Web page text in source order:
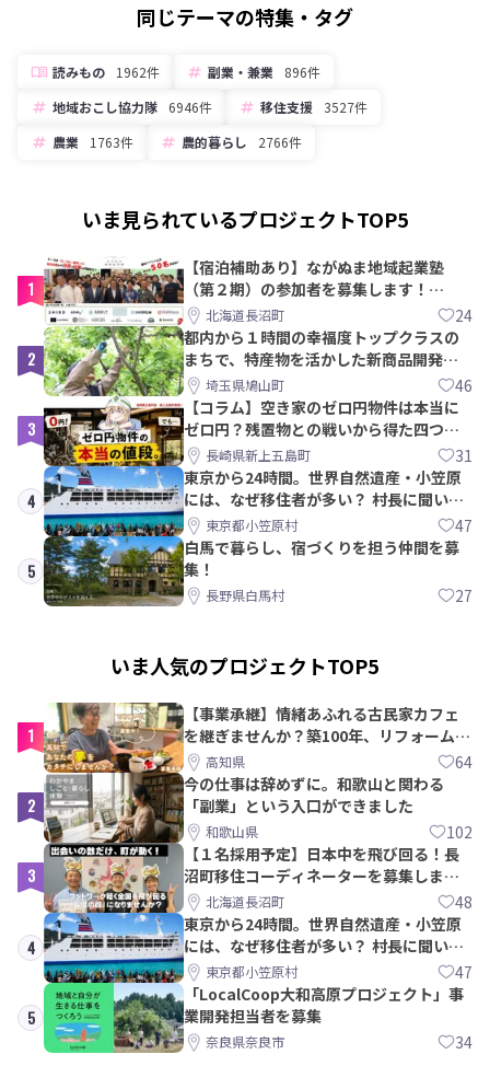
同じテーマの特集・タグ
読みもの 1962件 副業・兼業
896件
地域おこし協力隊
6946件 移住支援 3527件
農業
1763件 農的暮らし 2766件
いま見られているプロジェクトTOP5
1
【宿泊補助あり】ながぬま地域起業塾
（第２期）の参加者を募集します！
【8/21〆】
北海道長沼町 24
2
都内から１時間の幸福度トップクラスの
まちで、特産物を活かした新商品開発＆
PRメンバー募集！
埼玉県鳩山町 46
3
【コラム】空き家のゼロ円物件は本当に
ゼロ円？残置物との戦いから得た四つの
教訓｜新上五島町
長崎県新上五島町 31
4
東京から24時間。世界自然遺産・小笠原
には、なぜ移住者が多い？ 村長に聞いて
みた東京都小笠原村 47
5
白馬で暮らし、宿づくりを担う仲間を募
集！
長野県白馬村 27
いま人気のプロジェクトTOP5
1
【事業承継】情緒あふれる古民家カフェ
を継ぎませんか？築100年、リフォームか
ら約10年！
高知県 64
2
今の仕事は辞めずに。和歌山と関わる
「副業」という入口ができました
和歌山県 102
3
【１名採用予定】日本中を飛び回る！長
沼町移住コーディネーターを募集しま
す！北海道長沼町 48
4
東京から24時間。世界自然遺産・小笠原
には、なぜ移住者が多い？ 村長に聞いて
みた東京都小笠原村 47
5
「LocalCoop大和高原プロジェクト」事
業開発担当者を募集
奈良県奈良市 34